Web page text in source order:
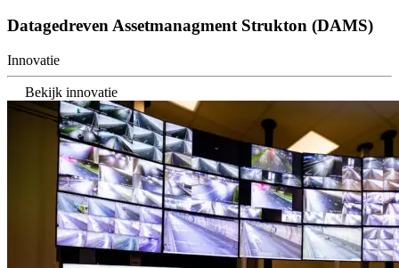
Datagedreven Assetmanagment Strukton (DAMS)
Innovatie
Bekijk innovatie